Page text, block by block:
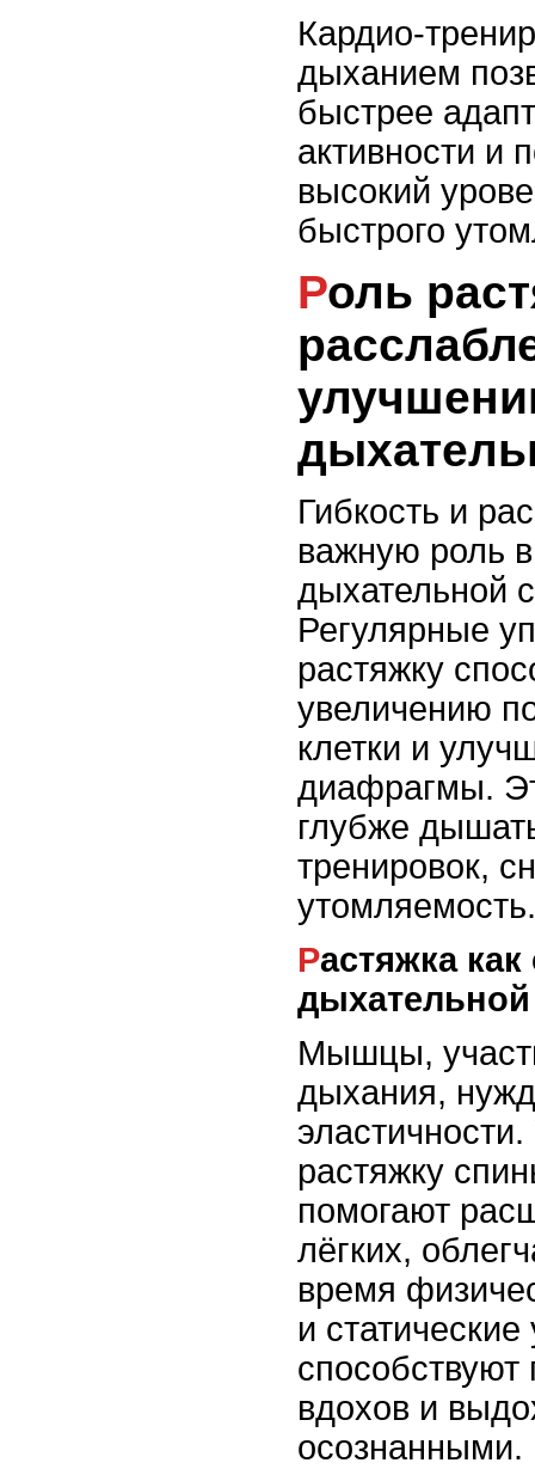
Кардио-
дыханием
быстрее
активности и
высокий
быстрого
Роль растяжки и
Гибкость и
важную роль
дыхательной
Регулярные
растяжку
увеличению
клетки и
диафрагмы.
глубже
тренировок,
утомляемость.
Растяжка как способ развития
Мышцы,
дыхания,
растяжку
помогают
лёгких,
время
и
вдохов и
осознанными.